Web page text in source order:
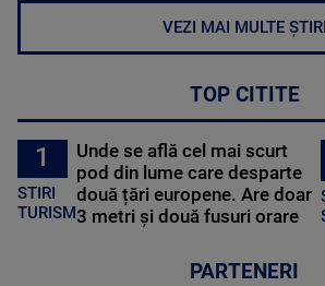
VEZI MAI MULTE ȘTIRI
TOP CITITE
1
STIRI
TURISM
Unde se află cel mai scurt
pod din lume care desparte
două țări europene. Are doar
3 metri și două fusuri orare
PARTENERI